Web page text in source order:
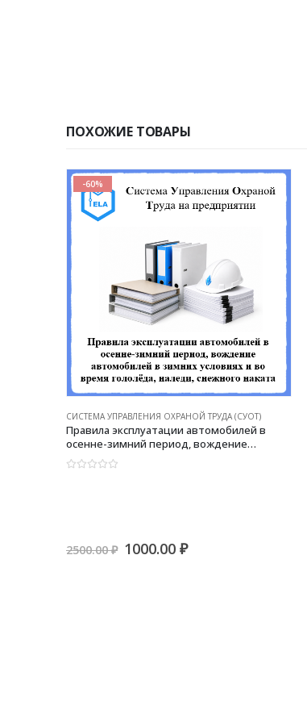
ПОХОЖИЕ ТОВАРЫ
-60%
СИСТЕМА УПРАВЛЕНИЯ ОХРАНОЙ ТРУДА (СУОТ)
Правила эксплуатации автомобилей в
осенне-зимний период, вождение
автомобилей в зимних условиях и во
время гололеда, наледи, снежного наката
2500.00₽ Первоначальная
1000.00₽Текущая